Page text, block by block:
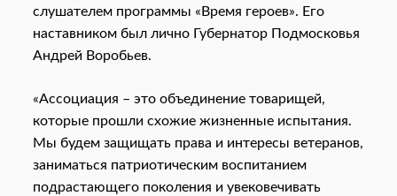
слушателем программы «Время героев». Его
наставником был лично Губернатор Подмосковья
Андрей Воробьев.
«Ассоциация – это объединение товарищей,
которые прошли схожие жизненные испытания.
Мы будем защищать права и интересы ветеранов,
заниматься патриотическим воспитанием
подрастающего поколения и увековечивать